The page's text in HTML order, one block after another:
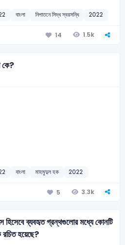
বাংলা নিপাতনে সিদ্ধ স্বরসন্ধি 2022
14 1.5k
কে?
বাংলা মাহমুদুল হক 2022
5 3.3k
হিসেবে ব্যবহৃত গ্রন্থগুলোর মধ্যে কোনটি
হয়েছে?